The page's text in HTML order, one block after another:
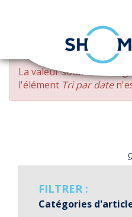
Aller
contenu
principal
MESSAGE
D'ERREUR
La valeur soumise
l'élément Tri par date
FILTRER :
Catégories